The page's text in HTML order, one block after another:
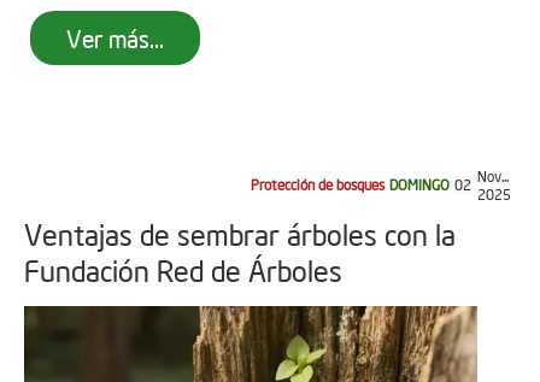
Ver más...
Protección de bosques DOMINGO 02 Nov...
2025
Ventajas de sembrar árboles con la
Fundación Red de Árboles